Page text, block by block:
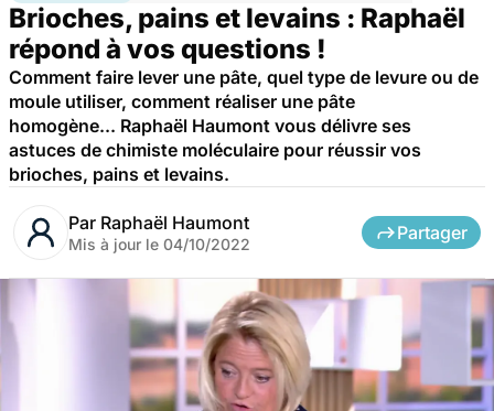
Brioches, pains et levains : Raphaël
répond à vos questions !
Comment faire lever une pâte, quel type de levure ou de
moule utiliser, comment réaliser une pâte
homogène... Raphaël Haumont vous délivre ses
astuces de chimiste moléculaire pour réussir vos
brioches, pains et levains.
Par Raphaël Haumont
Mis à jour le 04/10/2022
Partager